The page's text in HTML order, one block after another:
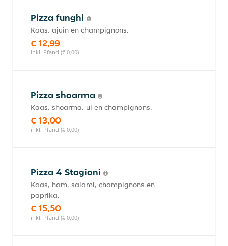
Pizza funghi
Kaas, ajuin en champignons.
€ 12,99
inkl. Pfand (€ 0,00)
Pizza shoarma
Kaas, shoarma, ui en champignons.
€ 13,00
inkl. Pfand (€ 0,00)
Pizza 4 Stagioni
Kaas, ham, salami, champignons en
paprika.
€ 15,50
inkl. Pfand (€ 0,00)